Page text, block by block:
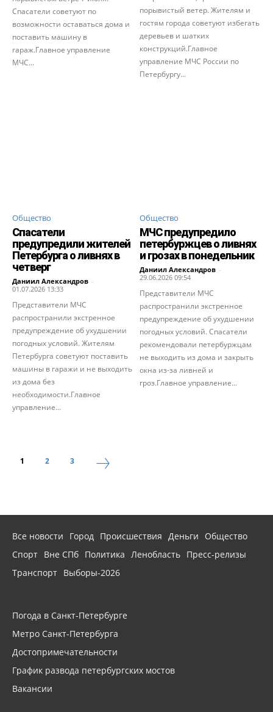
Спасатели советуют по
возможности оставаться дома и
поставить машину в
гараж.Главное управление
МЧС...
порывистый ветер. Жителям и
гостям города советуют избегать
деревьев и шатких
конструкций.Главное
управление МЧС России по
Петербургу...
Общество
Спасатели
предупредили жителей
Петербурга о ливнях в
четверг
Даниил Александров -
01.07.2026 13:33
Представители МЧС
распространили экстренное
предупреждение об ухудшении
погодных условий. Жителям
Петербурга советуют поставить
машины в гаражи и не выходить
из дома без
необходимости.Главное
управление...
Общество
МЧС предупредило
петербуржцев о ливнях
и грозах в понедельник
Даниил Александров -
29.06.2026 09:54
Представители МЧС
распространили экстренное
предупреждение об ухудшении
погодных условий. Спасатели
рекомендовали петербуржцам
не выходить из дома и закрыть
окна из-за ливней и
гроз.Главное управление...
1 2 3
Все новости Город Происшествия Деньги
Общество
Спорт Вне СПб Политика Ленобласть Пресс-релизы
Транспорт Выборы-2026
Погода в Санкт-Петербурге
Метро Санкт-Петербурга
Достопримечательности
График развода петербургских мостов
Вакансии